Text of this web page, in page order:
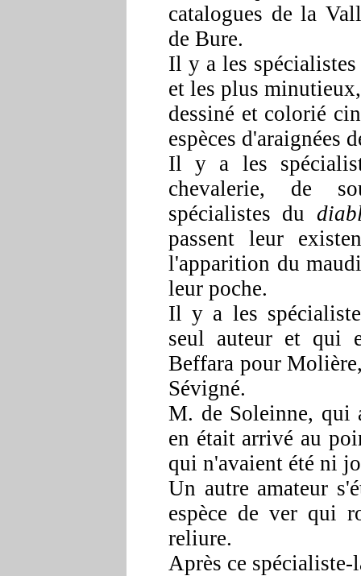
catalogues de la
de Bure.
Il y a les
et les plus
dessiné et colorié
espèces d'araignées
Il y a les
chevalerie, de
spécialistes du
passent leur
l'apparition du
leur poche.
Il y a les
seul auteur et qui
Beffara pour
Sévigné.
M. de Soleinne, qui
en était arrivé au
qui n'avaient été ni
Un autre amateur
espèce de ver qui
reliure.
Après ce